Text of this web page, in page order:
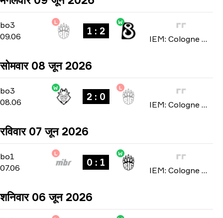
bo3
bo3
09.06
L
1 : 2
W
IEM: Cologne Major 2026
सोमवार 08 जून 2026
bo3
bo3
08.06
W
2 : 0
L
IEM: Cologne Major 2026
रविवार 07 जून 2026
bo1
bo1
07.06
L
0 : 1
W
IEM: Cologne Major 2026
शनिवार 06 जून 2026